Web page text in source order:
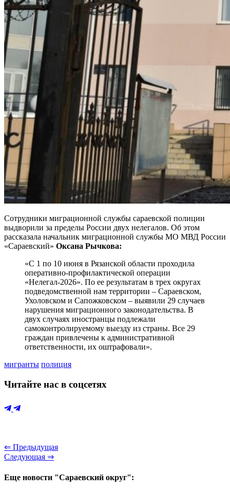
Сотрудники миграционной службы сараевской полиции
выдворили за пределы России двух нелегалов. Об этом
рассказала начальник миграционной службы МО МВД России
«Сараевский» Оксана Рычкова:
«С 1 по 10 июня в Рязанской области проходила
оперативно-профилактической операции
«Нелегал-2026». По ее результатам в трех округах
подведомственной нам территории – Сараевском,
Ухоловском и Сапожковском – выявили 29 случаев
нарушения миграционного законодательства. В
двух случаях иностранцы подлежали
самоконтролируемому выезду из страны. Все 29
граждан привлечены к административной
ответственности, их оштрафовали».
мигранты полиция
Читайте нас в соцсетях
⇐ Предыдущая
Следующая ⇒
Еще новости "Сараевский округ":